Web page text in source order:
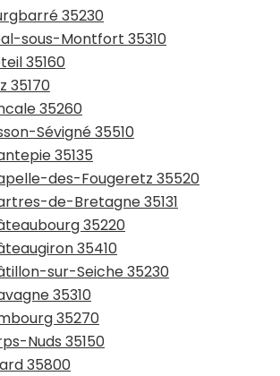
35230
sous-Montfort 35310
35160
35170
35260
Sévigné 35510
35135
des-Fougeretz 35520
de-Bretagne 35131
35220
35410
sur-Seiche 35230
35310
35270
Nuds 35150
35800